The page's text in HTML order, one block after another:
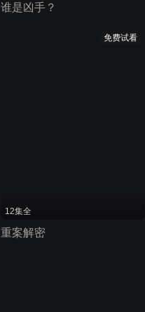
谁是凶手？
免费试看
12集全
重案解密